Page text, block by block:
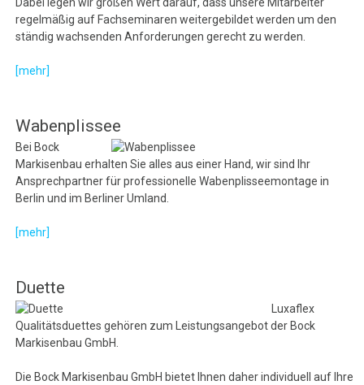
regelmäßig auf Fachseminaren weitergebildet werden um den
ständig wachsenden Anforderungen gerecht zu werden.
[mehr]
Wabenplissee
Bei Bock
Markisenbau erhalten Sie alles aus einer Hand, wir sind Ihr
Ansprechpartner für professionelle Wabenplisseemontage in
Berlin und im Berliner Umland.
[mehr]
Duette
Luxaflex
Qualitätsduettes gehören zum Leistungsangebot der Bock
Markisenbau GmbH.
Die Bock Markisenbau GmbH bietet Ihnen daher individuell auf Ihre